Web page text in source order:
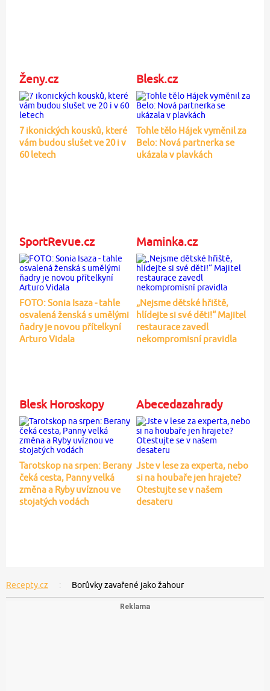
Ženy.cz
7 ikonických kousků, které
vám budou slušet ve 20 i v
60 letech
Blesk.cz
Tohle tělo Hájek vyměnil za
Belo: Nová partnerka se
ukázala v plavkách
SportRevue.cz
FOTO: Sonia Isaza - tahle
osvalená ženská s umělými
ňadry je novou přítelkyní
Arturo Vidala
Maminka.cz
„Nejsme dětské hřiště,
hlídejte si své děti!“ Majitel
restaurace zavedl
nekompromisní pravidla
Blesk Horoskopy
Tarotskop na srpen: Berany
čeká cesta, Panny velká
změna a Ryby uvíznou ve
stojatých vodách
Abecedazahrady
Jste v lese za experta, nebo
si na houbaře jen hrajete?
Otestujte se v našem
desateru
Recepty.cz Borůvky zavařené jako žahour